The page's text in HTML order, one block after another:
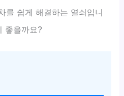
를 쉽게 해결하는 열쇠입니
좋을까요?